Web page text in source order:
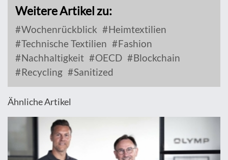
Weitere Artikel zu:
Wochenrückblick
Heimtextilien
Technische Textilien
Fashion
Nachhaltigkeit
OECD
Blockchain
Recycling
Sanitized
Ähnliche Artikel